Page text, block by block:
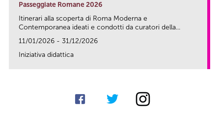
Passeggiate Romane 2026
Itinerari alla scoperta di Roma Moderna e
Contemporanea ideati e condotti da curatori della...
11/01/2026 - 31/12/2026
Iniziativa didattica